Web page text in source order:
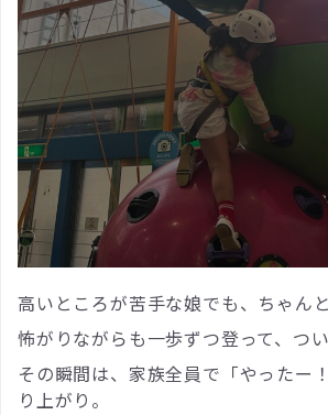
高いところが苦手な娘でも、ちゃん
怖がりながらも一歩ずつ登って、つ
その瞬間は、家族全員で「やったー
り上がり。